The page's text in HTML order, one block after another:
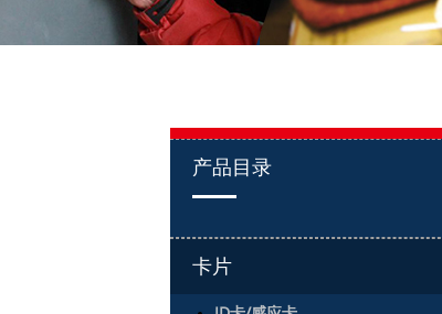
产品目录
卡片